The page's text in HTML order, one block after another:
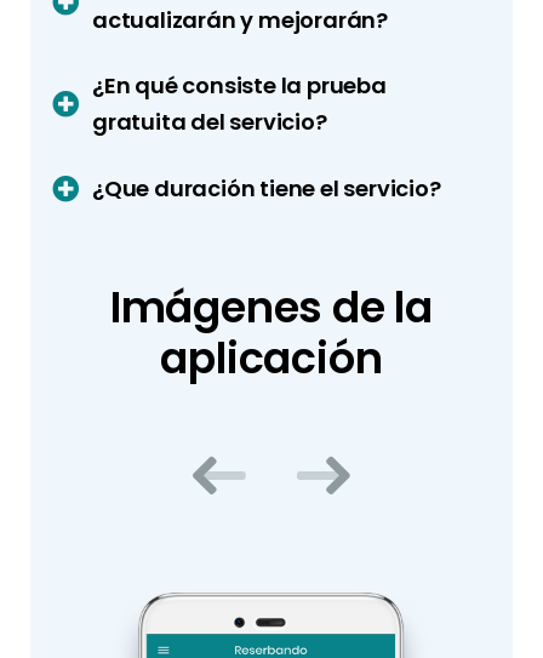
actualizarán y mejorarán?
¿En qué consiste la prueba
gratuita del servicio?
¿Que duración tiene el servicio?
Imágenes de la
aplicación